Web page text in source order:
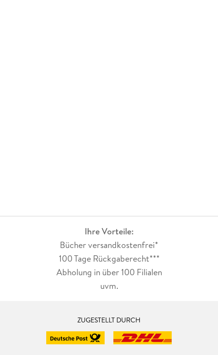
Ihre Vorteile:
Bücher versandkostenfrei*
100 Tage Rückgaberecht***
Abholung in über 100 Filialen
uvm.
ZUGESTELLT DURCH